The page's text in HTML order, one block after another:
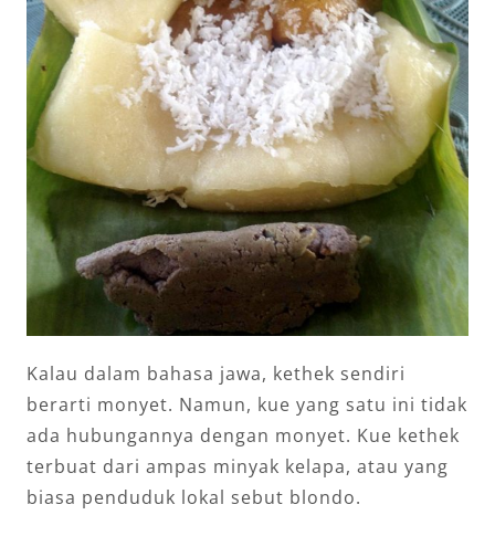
Kalau dalam bahasa jawa, kethek sendiri
berarti monyet. Namun, kue yang satu ini tidak
ada hubungannya dengan monyet. Kue kethek
terbuat dari ampas minyak kelapa, atau yang
biasa penduduk lokal sebut blondo.